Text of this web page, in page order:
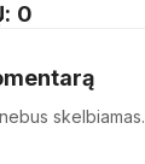
0
skelbiamas.